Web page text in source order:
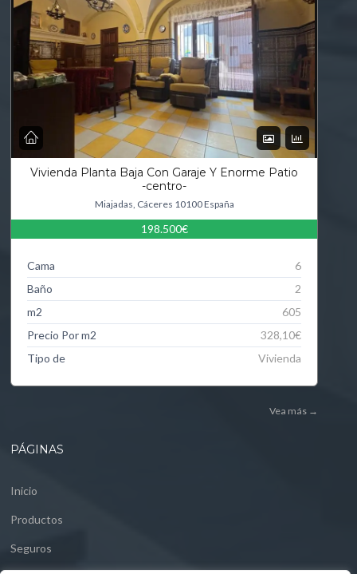
Vivienda Planta Baja Con Garaje Y Enorme Patio
-centro-
Miajadas, Cáceres 10100 España
198.500€
Cama
6
Baño
2
m2
605
Precio Por m2
328,10€
Tipo de
Vivienda
Vea más →
PÁGINAS
Inicio
Productos
Seguros